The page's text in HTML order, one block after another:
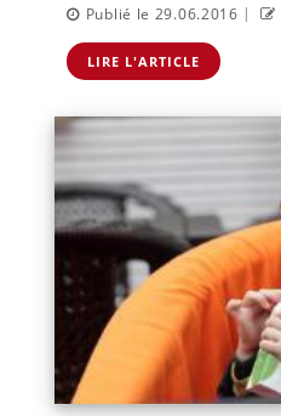
Publié le 29.06.2016 |
LIRE L'ARTICLE